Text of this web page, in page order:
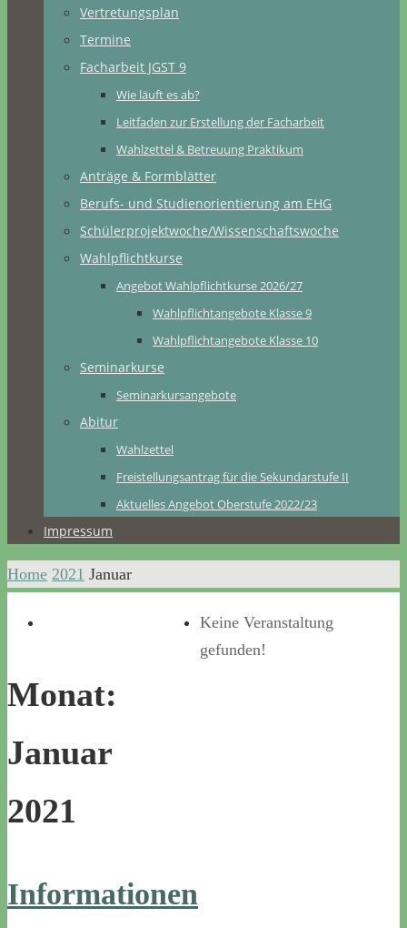
Vertretungsplan
Termine
Facharbeit JGST 9
Wie läuft es ab?
Leitfaden zur Erstellung der Facharbeit
Wahlzettel & Betreuung Praktikum
Anträge & Formblätter
Berufs- und Studienorientierung am EHG
Schülerprojektwoche/Wissenschaftswoche
Wahlpflichtkurse
Angebot Wahlpflichtkurse 2026/27
Wahlpflichtangebote Klasse 9
Wahlpflichtangebote Klasse 10
Seminarkurse
Seminarkursangebote
Abitur
Wahlzettel
Freistellungsantrag für die Sekundarstufe II
Aktuelles Angebot Oberstufe 2022/23
Impressum
Home 2021 Januar
Monat:
Januar
2021
Informationen
Keine Veranstaltung
gefunden!